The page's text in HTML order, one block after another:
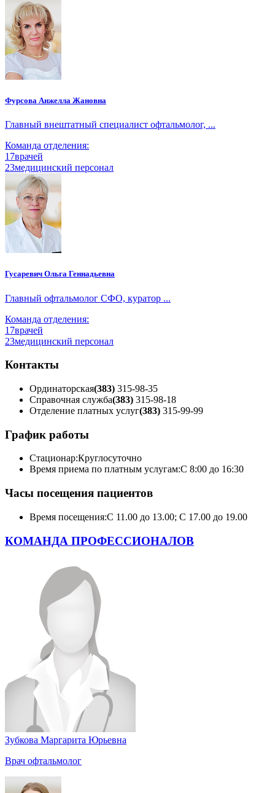
Фурсова Анжелла Жановна
Главный внештатный специалист офтальмолог, ...
Команда отделения:
17врачей
23медицинский персонал
Гусаревич Ольга Геннадьевна
Главный офтальмолог СФО, куратор ...
Команда отделения:
17врачей
23медицинский персонал
Контакты
Ординаторская(383) 315-98-35
Справочная служба(383) 315-98-18
Отделение платных услуг(383) 315-99-99
График работы
Стационар:Круглосуточно
Время приема по платным услугам:С 8:00 до 16:30
Часы посещения пациентов
Время посещения:С 11.00 до 13.00; С 17.00 до 19.00
КОМАНДА ПРОФЕССИОНАЛОВ
Зубкова Маргарита Юрьевна
Врач офтальмолог